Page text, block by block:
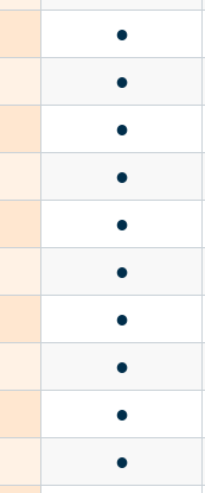
●
●
●
●
●
●
●
●
●
●